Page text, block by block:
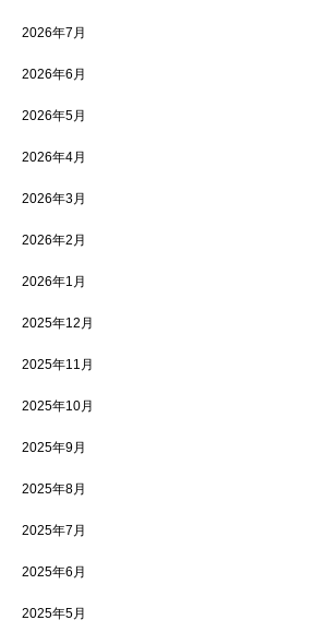
2026年7月
2026年6月
2026年5月
2026年4月
2026年3月
2026年2月
2026年1月
2025年12月
2025年11月
2025年10月
2025年9月
2025年8月
2025年7月
2025年6月
2025年5月